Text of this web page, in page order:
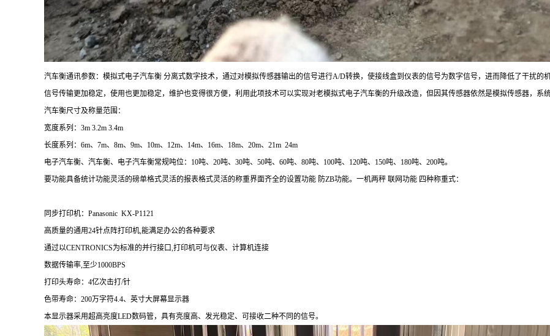
汽车衡通讯参数：模拟式电子汽车衡 分离式数字技术，通过对模拟传感器输出的信号进行A/D转换，使接线盒到仪表的信号为数字信号，进而降低了干扰的
信号传输更加稳定，使用也更加稳定，维护也变得很方便，利用此项技术可以实现对老模拟式电子汽车衡的升级改造，但因其传感器依然是模拟传感器，
汽车衡尺寸及称量范围：
宽度系列：3m 3.2m 3.4m
长度系列：6m、7m、8m、9m、10m、12m、14m、16m、18m、20m、21m 24m
电子汽车衡、汽车衡、电子汽车衡常规吨位： 10吨、 20吨、 30吨、 50吨、 60吨、 80吨、 100吨、 120吨、 150吨、 180吨、 200吨。
要功能具备统计功能灵活的磅单格式灵活的报表格式灵活的称重界面齐全的设置功能 防ZB功能。一机两秤 联网功能 四种称重式：
同步打印机：Panasonic KX-P1121
高质量的通用24针点阵打印机,能满足办公的各种要求
通过以CENTRONICS为标准的并行接口,打印机可与仪表、计算机连接
数据传输率,至少1000BPS
打印头寿命：4亿次击打/针
色带寿命：200万字符4.4、英寸大屏幕显示器
本显示器采用超高亮度LED数码管，具有亮度高、发光稳定、可接收二种不同的信号。